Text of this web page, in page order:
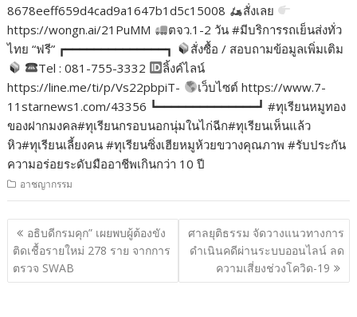
8678eeff659d4cad9a1647b1d5c15008
สั่งเลย
https://wongn.ai/21PuMM
ตจว.1-2 วัน #มีบริการรถเย็นส่งทั่ว
ไทย “ฟรี” ┏━━━━━━━━━━━━━━┓
สั่งซื้อ / สอบถามข้อมูลเพิ่มเติม
Tel : 081-755-3332
ลิ้งค์ไลน์
https://line.me/ti/p/Vs22pbpiT-
เว็บไซต์ https://www.7-
11starnews1.com/43356 ┗━━━━━━━━━━━━━━┛ #ทุเรียนหมูทอง
ของฝากมงคล#ทุเรียนกรอบนอกนุ่มในไก่ฉีก#ทุเรียนเห็นแล้ว
หิว#ทุเรียนเลี้ยงคน #ทุเรียนซิ่งเฮียหมูห้วยขวางคุณภาพ #รับประกัน
ความอร่อยระดับมืออาชีพเกินกว่า 10 ปี
อาชญากรรม
แนะแนว
เรื่อง
อธิบดีกรมคุก” เผยพบผู้ต้องขัง
ติดเชื้อรายใหม่ 278 ราย จากการ
ตรวจ SWAB
ศาลยุติธรรม จัดวางแนวทางการ
ดำเนินคดีผ่านระบบออนไลน์ ลด
ความเสี่ยงช่วงโควิด-19